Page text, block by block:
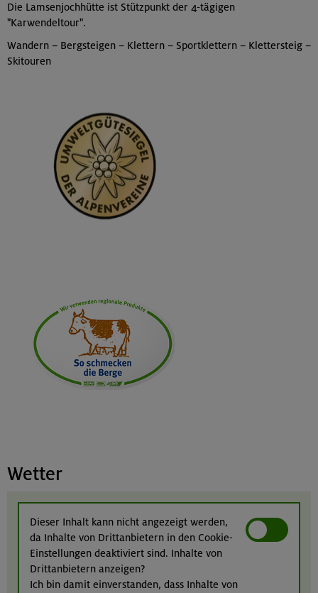
Die Lamsenjochhütte ist Stützpunkt der 4-tägigen
"Karwendeltour".
Wandern – Bergsteigen – Klettern – Sportklettern – Klettersteig –
Skitouren
Wetter
Dieser Inhalt kann nicht angezeigt werden,
da Inhalte von Drittanbietern in den Cookie-
Einstellungen deaktiviert sind. Inhalte von
Drittanbietern anzeigen?
Ich bin damit einverstanden, dass Inhalte von